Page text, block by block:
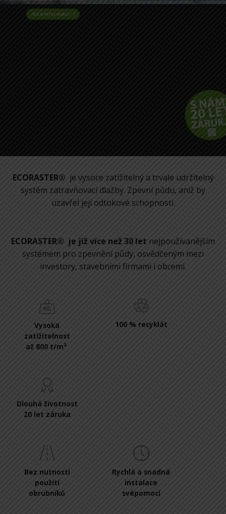
Více informací!
ECORASTER® je vysoce zatížitelný a trvale udržitelný
systém zatravňovací dlažby. Zpevní půdu, aniž by
uzavřel její odtokové schopnosti.
ECORASTER® je již více než 30 let nejpoužívanějším
systémem pro zpevnění půdy, osvědčeným mezi
investory, stavebními firmami i obcemi.
Vysoká
zatížitelnost
až 800 t/m²
100 % recyklát
Dlouhá životnost
20 let záruka
Bez nutnosti
použití
obrubníků
Rychlá a snadná
instalace
svépomocí